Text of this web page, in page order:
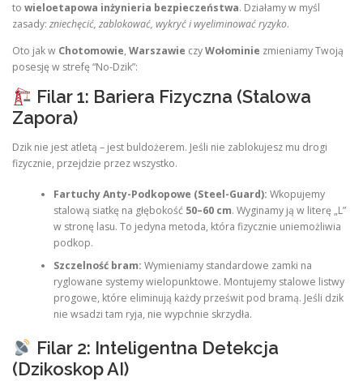
to wieloetapowa inżynieria bezpieczeństwa. Działamy w myśl
zasady: zniechęcić, zablokować, wykryć i wyeliminować ryzyko.
Oto jak w Chotomowie, Warszawie czyWołominie zmieniamy Twoją
posesję w strefę “No-Dzik”:
Filar 1: Bariera Fizyczna (Stalowa
Zapora)
Dzik nie jest atletą – jest buldożerem. Jeśli nie zablokujesz mu drogi
fizycznie, przejdzie przez wszystko.
Fartuchy Anty-Podkopowe (Steel-Guard): Wkopujemy
stalową siatkę na głębokość 50–60 cm. Wyginamy ją w literę „L”
w stronę lasu. To jedyna metoda, która fizycznie uniemożliwia
podkop.
Szczelność bram: Wymieniamy standardowe zamki na
ryglowane systemy wielopunktowe. Montujemy stalowe listwy
progowe, które eliminują każdy prześwit pod bramą. Jeśli dzik
nie wsadzi tam ryja, nie wypchnie skrzydła.
Filar 2: Inteligentna Detekcja
(Dzikoskop AI)